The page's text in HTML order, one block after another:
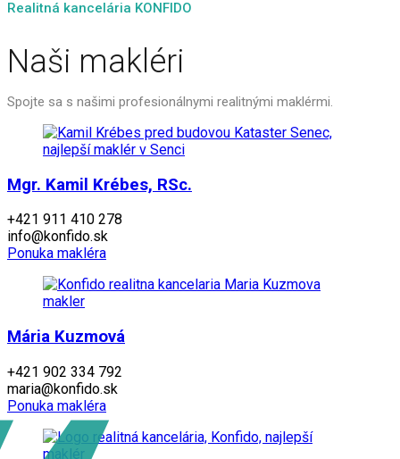
Realitná kancelária KONFIDO
Naši makléri
Spojte sa s našimi profesionálnymi realitnými maklérmi.
Mgr. Kamil Krébes, RSc.
+421 911 410 278
info@konfido.sk
Ponuka makléra
Mária Kuzmová
+421 902 334 792
maria@konfido.sk
Ponuka makléra